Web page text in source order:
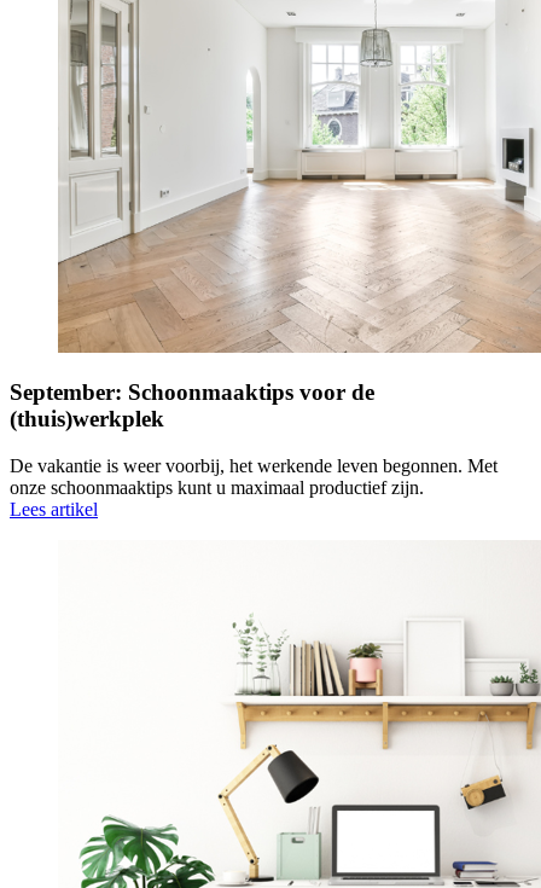
September: Schoonmaaktips voor de
(thuis)werkplek
De vakantie is weer voorbij, het werkende leven begonnen. Met
onze schoonmaaktips kunt u maximaal productief zijn.
Lees artikel